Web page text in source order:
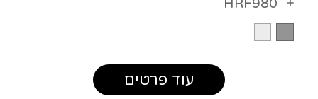
HRF980
עוד פרטים